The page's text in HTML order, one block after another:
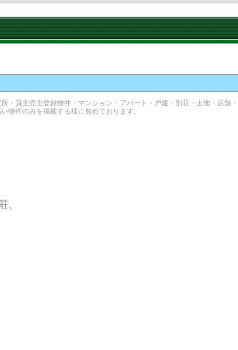
貸主売主登録物件・マンション・アパート・戸建・別荘・土地・店舗
物件のみを掲載する様に努めております。
、